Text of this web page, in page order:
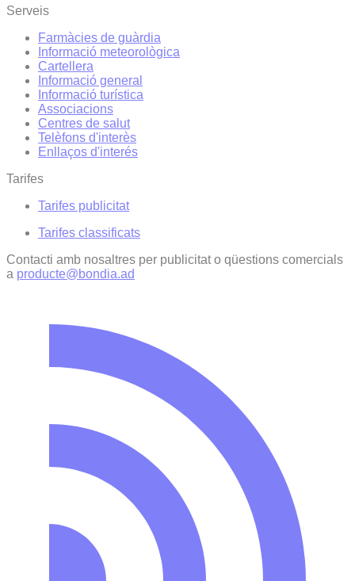
Serveis
Farmàcies de guàrdia
Informació meteorològica
Cartellera
Informació general
Informació turística
Associacions
Centres de salut
Telèfons d'interès
Enllaços d'interés
Tarifes
Tarifes publicitat
Tarifes classificats
Contacti amb nosaltres per publicitat o qüestions comercials
a producte@bondia.ad